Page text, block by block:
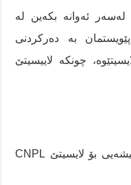
ئەوانە بکەین لە
بە دەرکردنی
چونکە لاییسیتێ
سەرۆکی ئەنجومەنی نیشتمانی هەمیشەیی بۆ لایسیتێ CNPL